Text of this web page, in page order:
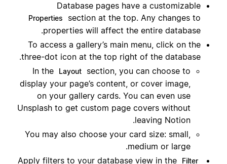
Database pages have a customizable
Properties
section at the top. Any changes to
properties will affect the entire database.
To access a gallery’s main menu, click on the
three-dot icon at the top right of the database.
In the
Layout
section, you can choose to
display your page’s content, or cover image,
on your gallery cards. You can even use
Unsplash to get custom page covers without
leaving Notion.
You may also choose your card size: small,
medium or large.
Apply filters to your database view in the
Filter